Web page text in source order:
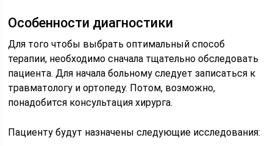
Особенности диагностики
Для того чтобы выбрать оптимальный способ
терапии, необходимо сначала тщательно обследовать
пациента. Для начала больному следует записаться к
травматологу и ортопеду. Потом, возможно,
понадобится консультация хирурга.
Пациенту будут назначены следующие исследования: